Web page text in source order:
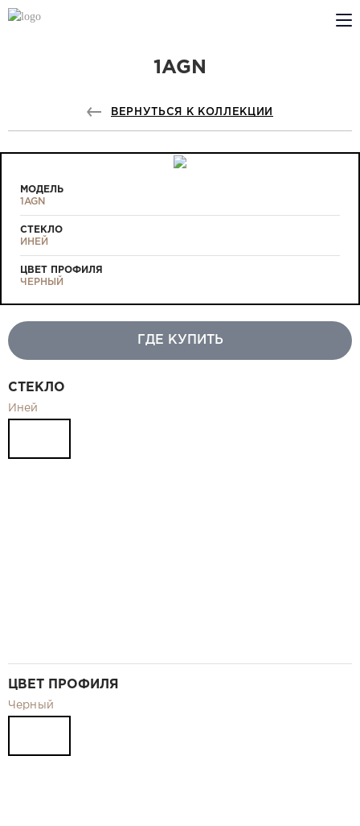
КОМПАНИЯ
PROFILDOORS
Проекты
1AGN
ВЕРНУТЬСЯ К КОЛЛЕКЦИИ
МОДЕЛЬ
1AGN
СТЕКЛО
ИНЕЙ
ЦВЕТ ПРОФИЛЯ
ЧЕРНЫЙ
ГДЕ КУПИТЬ
СТЕКЛО
Иней
ЦВЕТ ПРОФИЛЯ
Черный